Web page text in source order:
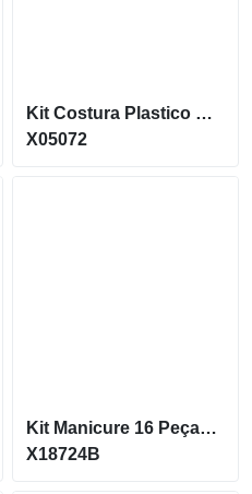
Kit Costura Plastico Completo De Qualidade X05072
X05072
Kit Manicure 16 Peças Em Estojo De Couro Sintético X18724B
X18724B